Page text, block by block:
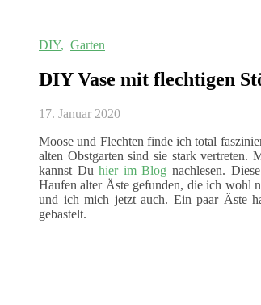
DIY, Garten
DIY Vase mit flechtigen
17. Januar 2020
Moose und Flechten finde ich total
alten Obstgarten sind sie stark vertreten.
kannst Duhier im Blog nachlesen.
Haufen alter Äste gefunden, die ich wohl
und ich mich jetzt auch. Ein paar Äste
gebastelt.